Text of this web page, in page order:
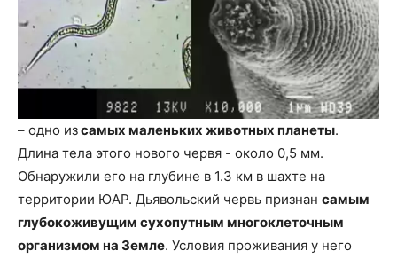
– одно изсамых маленьких животных планеты.
Длина тела этого нового червя - около 0,5 мм.
Обнаружили его на глубине в 1.3 км в шахте на
территории ЮАР. Дьявольский червь признан самым
глубокоживущим сухопутным многоклеточным
организмом на Земле. Условия проживания у него